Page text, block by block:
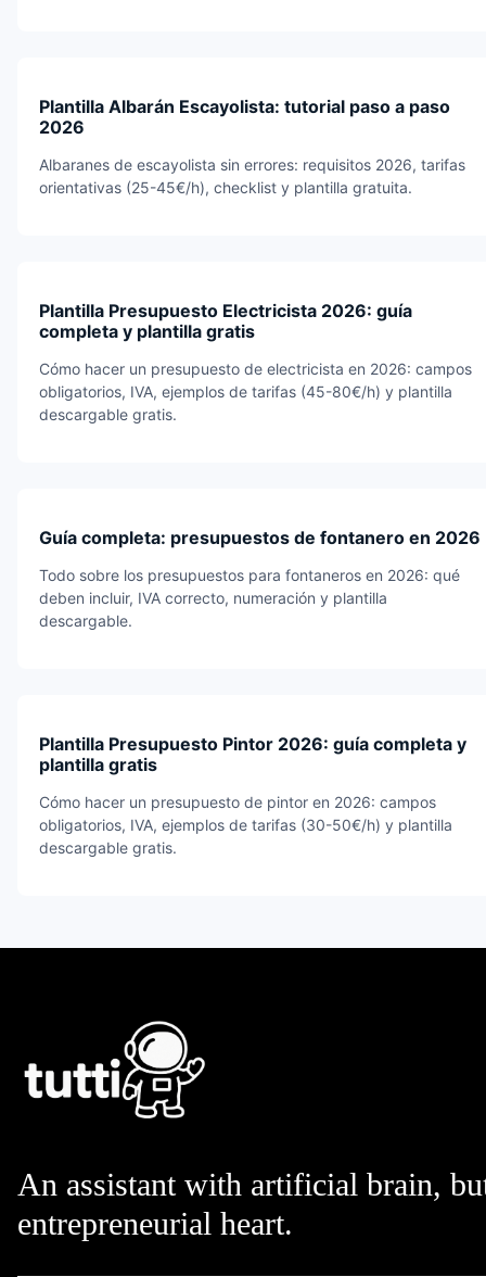
Plantilla Albarán Escayolista: tutorial paso a paso
2026
Albaranes de escayolista sin errores: requisitos 2026, tarifas
orientativas (25-45€/h), checklist y plantilla gratuita.
Plantilla Presupuesto Electricista 2026: guía
completa y plantilla gratis
Cómo hacer un presupuesto de electricista en 2026: campos
obligatorios, IVA, ejemplos de tarifas (45-80€/h) y plantilla
descargable gratis.
Guía completa: presupuestos de fontanero en 2026
Todo sobre los presupuestos para fontaneros en 2026: qué
deben incluir, IVA correcto, numeración y plantilla
descargable.
Plantilla Presupuesto Pintor 2026: guía completa y
plantilla gratis
Cómo hacer un presupuesto de pintor en 2026: campos
obligatorios, IVA, ejemplos de tarifas (30-50€/h) y plantilla
descargable gratis.
An assistant with artificial brain,
entrepreneurial heart.